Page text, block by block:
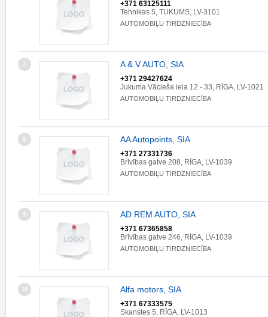
+371 63125111
Tehnikas 5, TUKUMS, LV-3101
AUTOMOBIĻU TIRDZNIECĪBA
7 A & V AUTO, SIA
+371 29427624
Jukuma Vācieša iela 12 - 33, RĪGA, LV-1021
AUTOMOBIĻU TIRDZNIECĪBA
8 AA Autopoints, SIA
+371 27331736
Brīvības gatve 208, RĪGA, LV-1039
AUTOMOBIĻU TIRDZNIECĪBA
9 AD REM AUTO, SIA
+371 67365858
Brīvības gatve 246, RĪGA, LV-1039
AUTOMOBIĻU TIRDZNIECĪBA
10 Alfa motors, SIA
+371 67333575
Skanstes 5, RĪGA, LV-1013